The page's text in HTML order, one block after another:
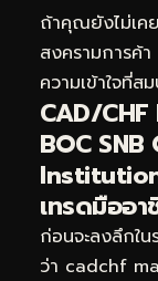
ถ้าคุณยังไม่เค
สงครามการค้
ความเข้าใจที่
CAD/
BOC
เทรดมืออ
ก่อนจะลงลึกใน
ว่า cadchf